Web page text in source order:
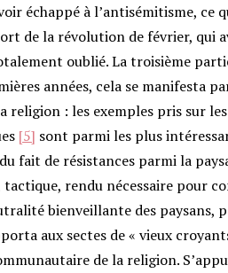
échappé à l’antisémitisme, ce
de la révolution de février, qui
oublié. La troisième
années, cela se manifesta
religion : les exemples pris sur
[5] sont parmi les plus
fait de résistances parmi la
rendu nécessaire pour
bienveillante des paysans,
aux sectes de « vieux
de la religion.